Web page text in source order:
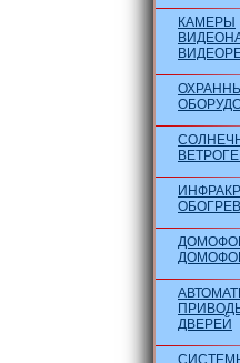
КАМЕРЫ
ДВЕРЕЙ